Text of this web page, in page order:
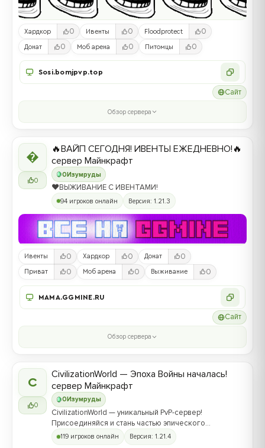
Хардкор 0 Ивенты 0 Floodprotect 0
Донат 0 Моб арена 0 Питомцы 0
Sosi.bomjpvp.top
Сайт
Обзор сервера

0
0Изумруды
🔥ВАЙП СЕГОДНЯ! ИВЕНТЫ ЕЖЕДНЕВНО!🔥
сервер Майнкрафт
❤️ВЫЖИВАНИЕ С ИВЕНТАМИ!
94 игроков онлайн Версия: 1.21.3
Ивенты 0 Хардкор 0 Донат 0
Приват 0 Моб арена 0 Выживание 0
MAMA.GGMINE.RU
Сайт
Обзор сервера
C
0
0 Изумруды
CivilizationWorld — Эпоха Войны началась!
сервер Майнкрафт
CivilizationWorld — уникальный PvP-сервер!
Присоединяйся и стань частью эпического
противостояния между Альвами и Йотунами!
119 игроков онлайн Версия: 1.21.4